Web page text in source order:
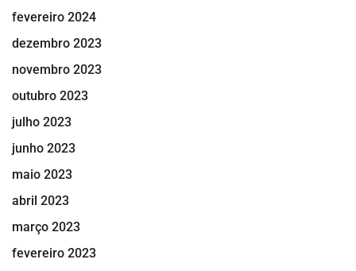
fevereiro 2024
dezembro 2023
novembro 2023
outubro 2023
julho 2023
junho 2023
maio 2023
abril 2023
março 2023
fevereiro 2023